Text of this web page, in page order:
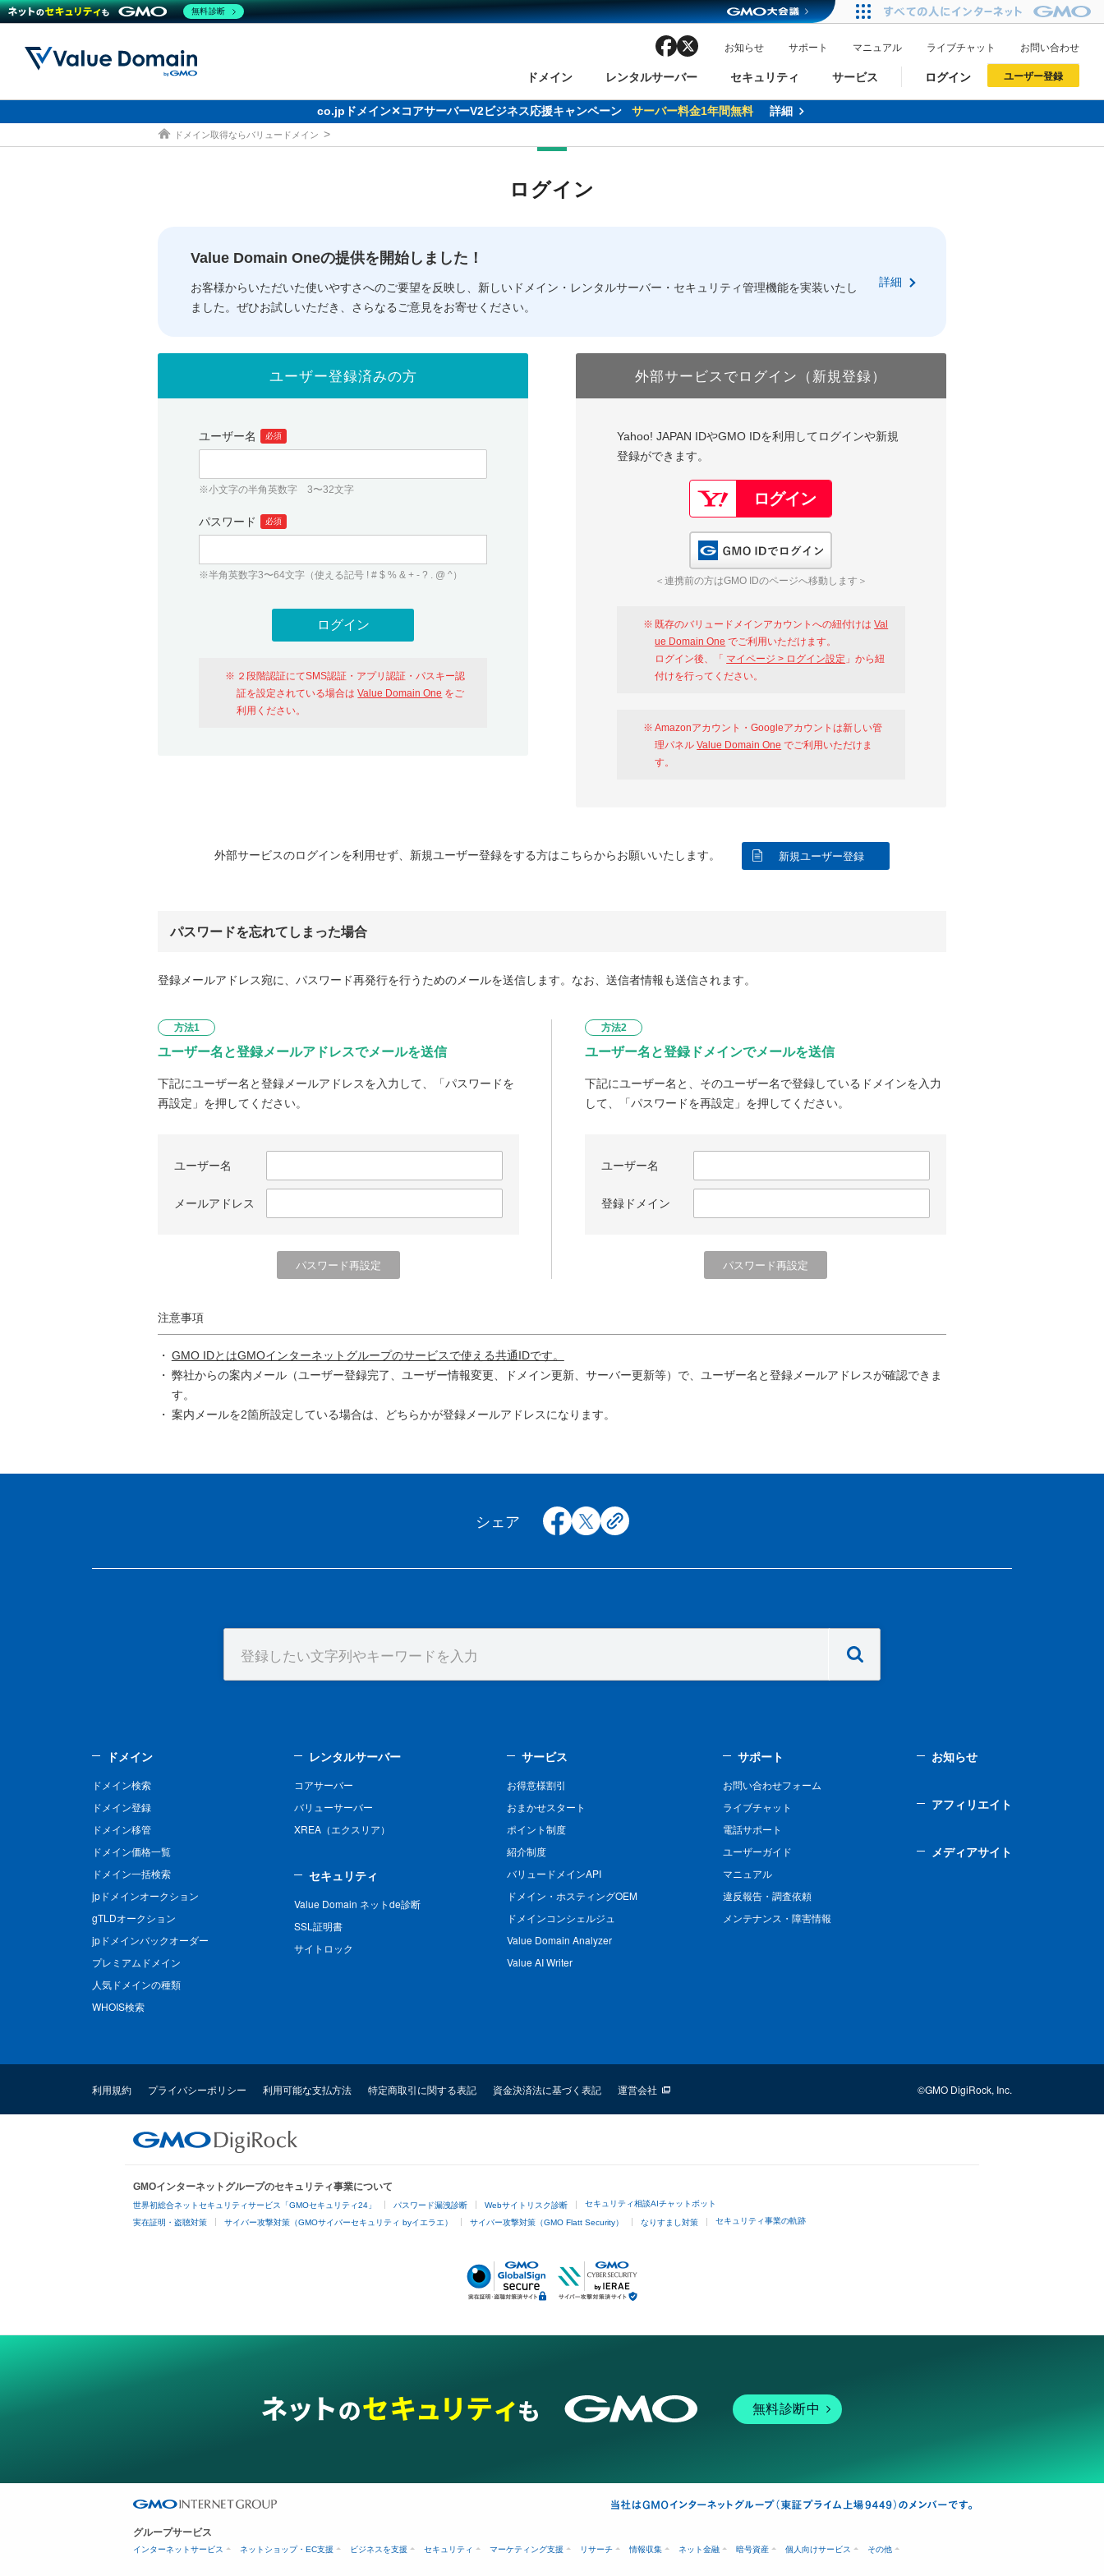
ドメイン
ドメイン ドメイン検索
ドメイン一括検索
人気ドメインの種類 WHOIS検索
レンタルサーバー
レンタルサーバー コアサーバー
セキュリティ
セキュリティ Value Domain ネットde診断
サービス
サービス お得意様割引
バリュードメインAPI
facebook お知らせ サポート マニュアル ライブチャット お問い合わせ
ログイン
従来のバリュードメインをご利用希望の方 おすすめ One レンタルサーバーを含む最新の機能を使う方
以下でもログイン可能
ユーザー登録
従来のバリュードメインをご利用希望の方 おすすめ One レンタルサーバーを含む最新の機能を使う方
以下でも登録可能
Value Domain 24周年キャンペーン サーバー代 24%OFF クーポンGET＆商品購入で必ずポイントが当たるチャンス！
co.jpドメイン✕コアサーバーV2ビジネス応援キャンペーン サーバー料金1年間無料 詳細
ドメイン取得ならバリュードメイン
ログイン
Value Domain Oneの提供を開始しました！
お客様からいただいた使いやすさへのご要望を反映し、新しいドメイン・レンタルサーバー・セキュリティ管理機能を実装いたし
ました。ぜひお試しいただき、さらなるご意見をお寄せください。
詳細
ユーザー登録済みの方
ユーザー名 必須
※小文字の半角英数字 3〜32文字
パスワード 必須
※半角英数字3〜64文字（使える記号 ! # $ % & + - ? . @ ^）
２段階認証にてSMS認証・アプリ認証・パスキー認
証を設定されている場合はValue Domain One をご
利用ください。
外部サービスでログイン（新規登録）
Yahoo! JAPAN IDやGMO IDを利用してログインや新規
登録ができます。
＜連携前の方はGMO IDのページへ移動します＞
既存のバリュードメインアカウントへの紐付けはVal
ue Domain One でご利用いただけます。
ログイン後、「 マイページ > ログイン設定 」から紐
付けを行ってください。
Amazonアカウント・Googleアカウントは新しい管
理パネルValue Domain One でご利用いただけま
す。
外部サービスのログインを利用せず、新規ユーザー登録をする方はこちらからお願いいたします。 新規ユーザー登録
パスワードを忘れてしまった場合
登録メールアドレス宛に、パスワード再発行を行うためのメールを送信します。なお、送信者情報も送信されます。
方法1
ユーザー名と登録メールアドレスでメールを送信
下記にユーザー名と登録メールアドレスを入力して、「パスワードを
再設定」を押してください。
ユーザー名
メールアドレス
方法2
ユーザー名と登録ドメインでメールを送信
下記にユーザー名と、そのユーザー名で登録しているドメインを入力
して、「パスワードを再設定」を押してください。
ユーザー名
登録ドメイン
注意事項
GMO IDとはGMOインターネットグループのサービスで使える共通IDです。
弊社からの案内メール（ユーザー登録完了、ユーザー情報変更、ドメイン更新、サーバー更新等）で、ユーザー名と登録メールアドレスが確認できま
す。
案内メールを2箇所設定している場合は、どちらかが登録メールアドレスになります。
シェア facebook
x copy
ドメイン
ドメイン検索
ドメイン登録
ドメイン移管
ドメイン価格一覧
ドメイン一括検索
jpドメインオークション
gTLDオークション
jpドメインバックオーダー
プレミアムドメイン
人気ドメインの種類
WHOIS検索
レンタルサーバー
コアサーバー
バリューサーバー
XREA（エクスリア）
セキュリティ
Value Domain ネットde診断
SSL証明書
サイトロック
サービス
お得意様割引
おまかせスタート
ポイント制度
紹介制度
バリュードメインAPI
ドメイン・ホスティングOEM
ドメインコンシェルジュ
Value Domain Analyzer
Value AI Writer
サポート
お問い合わせフォーム
ライブチャット
電話サポート
ユーザーガイド
マニュアル
違反報告・調査依頼
メンテナンス・障害情報
お知らせ
アフィリエイト
メディアサイト
利用規約 プライバシーポリシー 利用可能な支払方法 特定商取引に関する表記 資金決済法に基づく表記 運営会社 ©GMO DigiRock, Inc.
GMOインターネットグループのセキュリティ事業について
世界初総合ネットセキュリティサービス「GMOセキュリティ24」 パスワード漏洩診断 Webサイトリスク診断 セキュリティ相談AIチャットボット
実在証明・盗聴対策 サイバー攻撃対策（GMOサイバーセキュリティ byイエラエ） サイバー攻撃対策（GMO Flatt Security） なりすまし対策 セキュリティ事業の軌跡
無料診断中
グループサービス
インターネットサービス ネットショップ・EC支援 ビジネスを支援 セキュリティ マーケティング支援 リサーチ 情報収集 ネット金融 暗号資産 個人向けサービス その他
無料診断